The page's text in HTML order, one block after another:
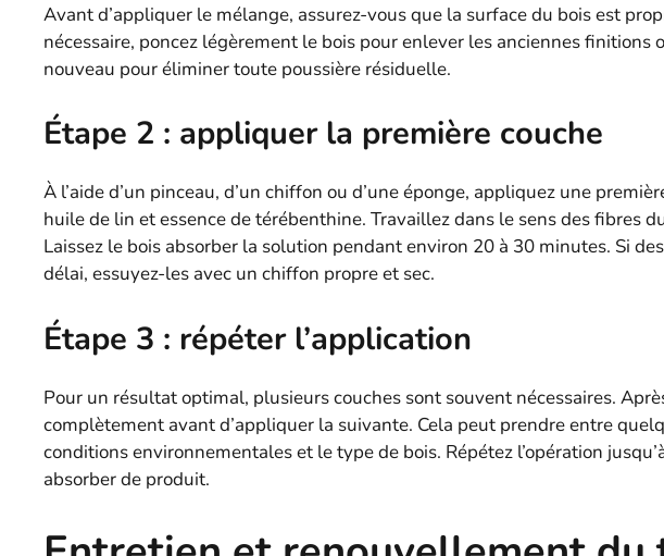
Avant d’appliquer le mélange, assurez-vous que la surface du bois est
nécessaire, poncez légèrement le bois pour enlever les anciennes finitions
nouveau pour éliminer toute poussière résiduelle.
Étape 2 : appliquer la première couche
À l’aide d’un pinceau, d’un chiffon ou d’une éponge, appliquez une
huile de lin et essence de térébenthine. Travaillez dans le sens des fibres
Laissez le bois absorber la solution pendant environ 20 à 30 minutes. Si
délai, essuyez-les avec un chiffon propre et sec.
Étape 3 : répéter l’application
Pour un résultat optimal, plusieurs couches sont souvent nécessaires.
complètement avant d’appliquer la suivante. Cela peut prendre entre
conditions environnementales et le type de bois. Répétez l’opération
absorber de produit.